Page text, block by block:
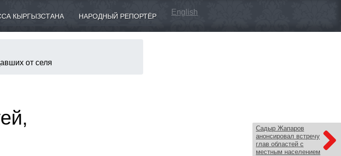
КЫРГЫЗСТАНА НАРОДНЫЙ РЕПОРТЁР English
от селя
Садыр Жапаров
анонсировал встречу
глав областей с
местным населением